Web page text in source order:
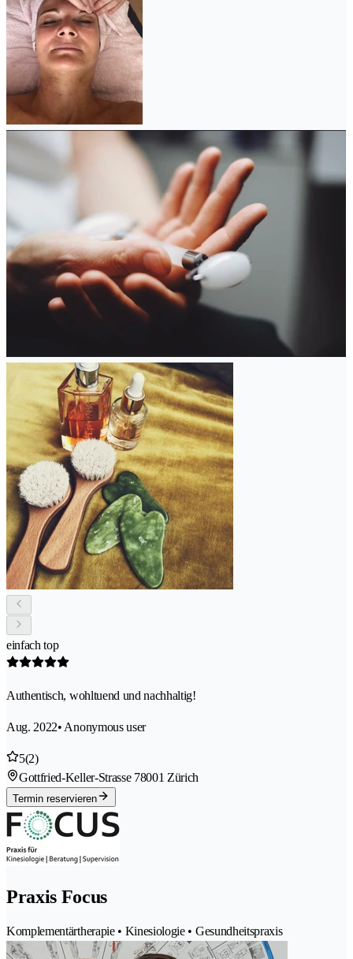
einfach top
Authentisch, wohltuend und nachhaltig!
Aug. 2022• Anonymous user
5(2)
Gottfried-Keller-Strasse 78001 Zürich
Termin reservieren
Praxis Focus
Komplementärtherapie • Kinesiologie • Gesundheitspraxis